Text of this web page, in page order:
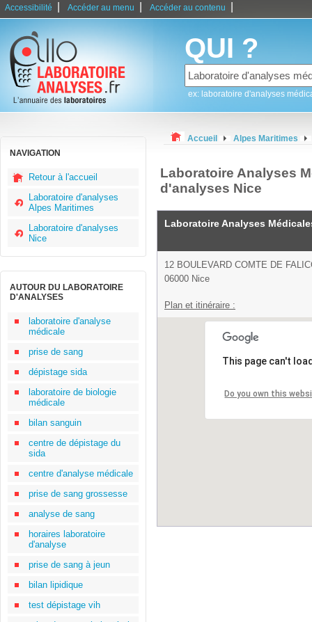
Accessibilité Accéder au menu Accéder au contenu
QUI ?
ex: laboratoire d'analyses
NAVIGATION
Retour à l'accueil
Laboratoire d'analyses
Alpes Maritimes
Laboratoire d'analyses
Nice
AUTOUR DU LABORATOIRE
D'ANALYSES
laboratoire d'analyse
médicale
prise de sang
dépistage sida
laboratoire de biologie
médicale
bilan sanguin
centre de dépistage du
sida
centre d'analyse médicale
prise de sang grossesse
analyse de sang
horaires laboratoire
d'analyse
prise de sang à jeun
bilan lipidique
test dépistage vih
Accueil Alpes Maritimes
Laboratoire Analyses
d'analyses Nice
Laboratoire Analyses
12 BOULEVARD COMTE DE
06000 Nice
Plan et itinéraire :
This page can't
Do you own this